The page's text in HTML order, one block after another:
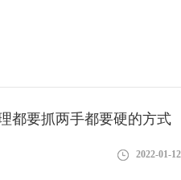
都要抓两手都要硬的方式
2018-08-28
2022-01-12